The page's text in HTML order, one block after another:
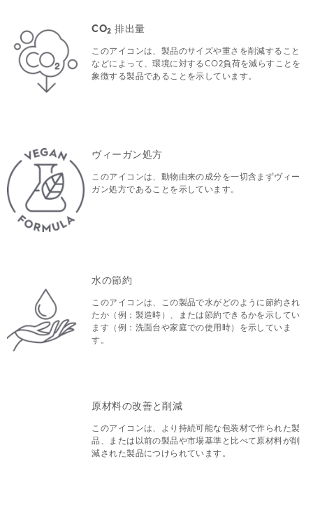
CO2 排出量
このアイコンは、製品のサイズや重さを削減すること
などによって、環境に対するCO2負荷を減らすことを
象徴する製品であることを示しています。
ヴィーガン処方
このアイコンは、動物由来の成分を一切含まずヴィー
ガン処方であることを示しています。
水の節約
このアイコンは、この製品で水がどのように節約され
たか（例：製造時）、または節約できるかを示してい
ます（例：洗面台や家庭での使用時）を示していま
す。
原材料の改善と削減
このアイコンは、より持続可能な包装材で作られた製
品、または以前の製品や市場基準と比べて原材料が削
減された製品につけられています。